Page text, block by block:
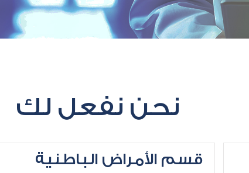
نحن نفعل لك
قسم الأمراض الباطنية